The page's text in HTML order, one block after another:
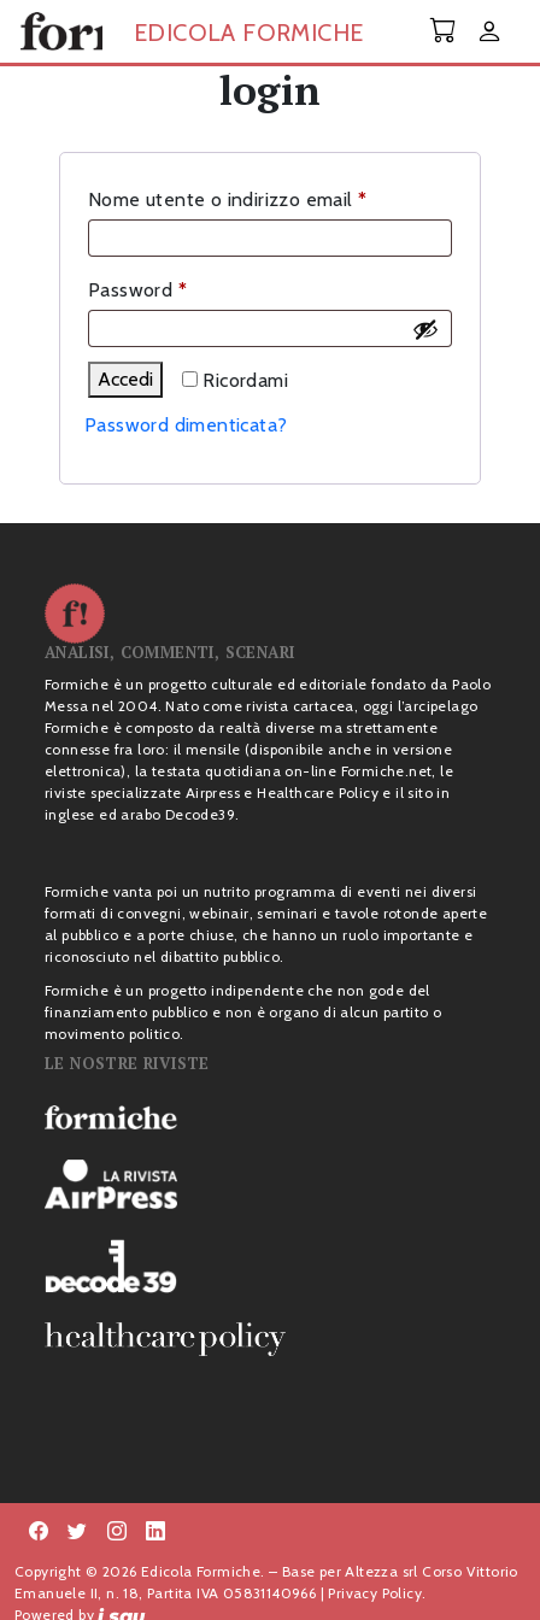
Skip to main content
EDICOLA FORMICHE
login
Nome utente o indirizzo email *Richiesto
Password *Richiesto
Ricordami
Accedi
Password dimenticata?
ANALISI, COMMENTI, SCENARI
Formiche è un progetto culturale ed editoriale fondato da Paolo
Messa nel 2004. Nato come rivista cartacea, oggi l’arcipelago
Formiche è composto da realtà diverse ma strettamente
connesse fra loro: il mensile (disponibile anche in versione
elettronica), la testata quotidiana on-line Formiche.net, le
riviste specializzate Airpress e Healthcare Policy e il sito in
inglese ed arabo Decode39.
Formiche vanta poi un nutrito programma di eventi nei diversi
formati di convegni, webinair, seminari e tavole rotonde aperte
al pubblico e a porte chiuse, che hanno un ruolo importante e
riconosciuto nel dibattito pubblico.
Formiche è un progetto indipendente che non gode del
finanziamento pubblico e non è organo di alcun partito o
movimento politico.
LE NOSTRE RIVISTE
Copyright © 2026 Edicola Formiche. – Base per Altezza srl Corso Vittorio
Emanuele II, n. 18, Partita IVA 05831140966 |Privacy Policy.
Powered by